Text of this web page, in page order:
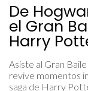
De
el Gran
Harry
Asiste al Gran
revive momentos
saga de Harry